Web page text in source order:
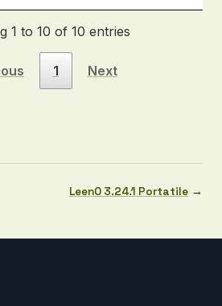
1 to 10 of 10 entries
1 Next
LeenO 3.24.1 Portatile →